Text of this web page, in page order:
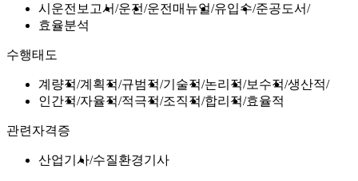
시운전보고서 운전 운전매뉴얼 유입수 준공도서
효율분석
수행태도
계량적 계획적 규범적 기술적 논리적 보수적 생산적
인간적 자율적 적극적 조직적 합리적 효율적
관련자격증
산업기사 수질환경기사